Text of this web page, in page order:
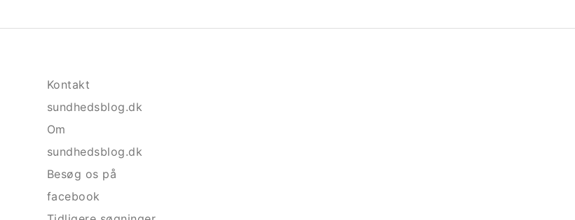
Kontakt
sundhedsblog.dk
Om
sundhedsblog.dk
Besøg os på
facebook